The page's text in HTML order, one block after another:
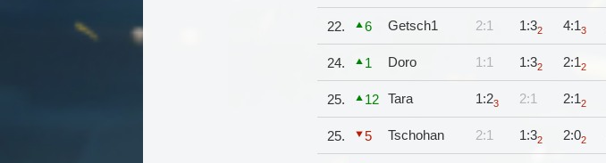
22. 6 Getsch1 2:1 1:32 4:13
24. 1 Doro 1:1 1:32 2:12
25. 12 Tara 1:23 2:1 2:12
25. 5 Tschohan 2:1 1:32 2:02